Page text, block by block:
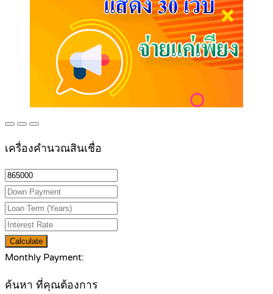
เครื่องคำนวณสินเชื่อ
Calculate
Monthly Payment:
ค้นหา ที่คุณต้องการ